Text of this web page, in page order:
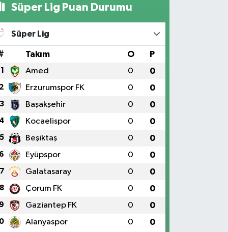
Süper Lig Puan Durumu
Süper Lig
Takım O P
1 Amed 0 0
2 Erzurumspor FK 0 0
3 Başakşehir 0 0
4 Kocaelispor 0 0
5 Beşiktaş 0 0
6 Eyüpspor 0 0
7 Galatasaray 0 0
8 Çorum FK 0 0
9 Gaziantep FK 0 0
Alanyaspor 0 0